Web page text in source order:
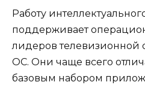
Работу
поддерживает
лидеров телевизионной
ОС. Они чаще всего
базовым набором